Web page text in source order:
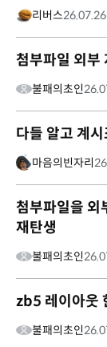
리버스26.07.26
첨부파일 외부
불패의초인
다들 알고 계
마음의빈자리
첨부파일을
재탄생
불패의초인
zb5 레이아웃
불패의초인